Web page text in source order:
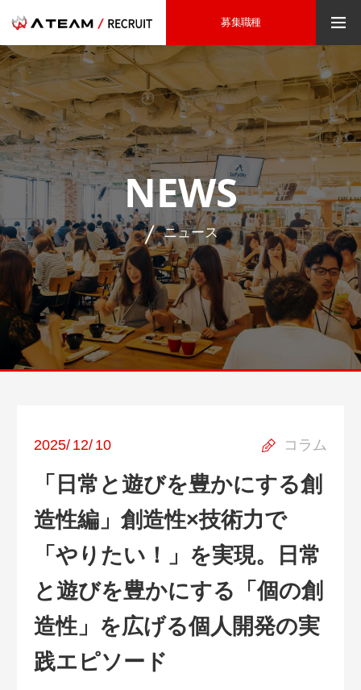
募集職種
NEWS
ニュース
コラム
2025/ 12/ 10
「日常と遊びを豊かにする創
造性編」創造性×技術力で
「やりたい！」を実現。日常
と遊びを豊かにする「個の創
造性」を広げる個人開発の実
践エピソード